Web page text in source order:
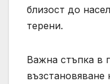
близост до
терени.
Важна стъпка в
възстановяване